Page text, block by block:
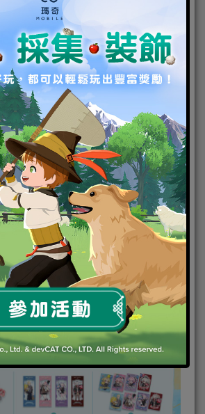
售區抽取號碼牌，依現場叫號機進度
購排隊區，務必於進入排隊區前完
寫。
現場預購，不開放線上預購。
灣本島配送，不提供外島及海外寄
以順利送抵漂泊者的手中，離開結
掃描 QR Code 填寫相關資訊。
，每人每次每區限購四套；M 區商